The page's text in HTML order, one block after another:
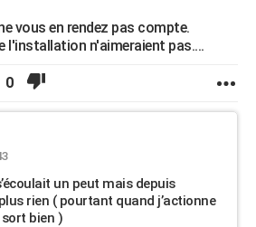
vous en rendez pas compte.
l'installation n'aimeraient pas....
0
un peut mais depuis
rien ( pourtant quand j’actionne
sort bien )